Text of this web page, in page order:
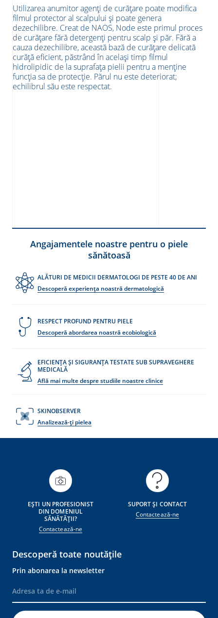
Utilizarea anumitor agenți de curățare poate modifica
filmul protector al scalpului și poate genera
dezechilibre. Creat de NAOS, Node este primul proces
de curățare fără detergenți pentru scalp și păr. Fără a
cauza dezechilibre, această bază de curățare delicată
curăță eficient, păstrând în același timp filmul
hidrolipidic de la suprafața pielii pentru a menține
funcția sa de protecție. Părul nu este deteriorat;
echilibrul său este respectat.
Angajamentele noastre pentru o piele
sănătoasă
ALĂTURI DE MEDICII DERMATOLOGI DE PESTE 40 DE ANI
Descoperă experiența noastră dermatologică
RESPECT PROFUND PENTRU PIELE
Descoperă abordarea noastră ecobiologică
EFICIENȚA ȘI SIGURANȚA TESTATE SUB SUPRAVEGHERE
MEDICALĂ
Află mai multe despre studiile noastre clinice
SKINOBSERVER
Analizează-ți pielea
EȘTI UN PROFESIONIST
DIN DOMENIUL
SĂNĂTĂȚII?
Contactează-ne
SUPORT ȘI CONTACT
Contactează-ne
Descoperă toate noutățile
Prin abonarea la newsletter